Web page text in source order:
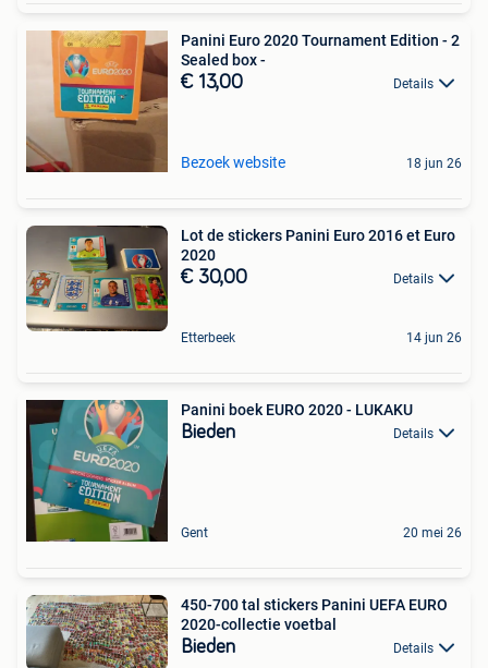
Panini Euro 2020 Tournament Edition - 2
Sealed box -
€ 13,00 Details
Bezoek website 18 jun 26
Lot de stickers Panini Euro 2016 et Euro
2020
€ 30,00 Details
Etterbeek 14 jun 26
Panini boek EURO 2020 - LUKAKU
Bieden Details
Gent 20 mei 26
450-700 tal stickers Panini UEFA EURO
2020-collectie voetbal
Bieden Details